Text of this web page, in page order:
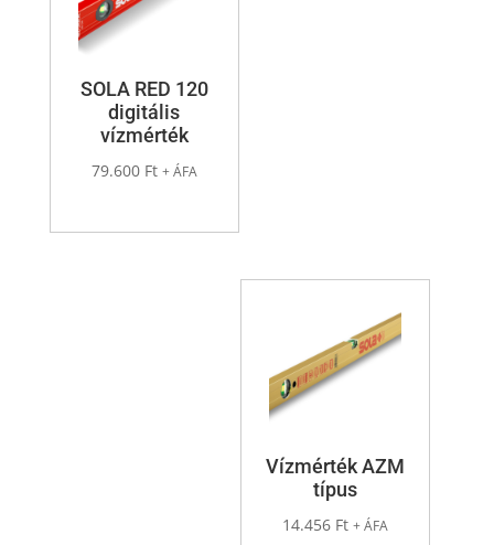
SOLA RED 120
digitális
vízmérték
79.600 Ft + ÁFA
Vízmérték AZM
típus
14.456 Ft + ÁFA